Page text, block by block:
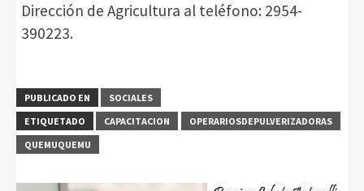
Dirección de Agricultura al teléfono: 2954-
390223.
PUBLICADO EN
SOCIALES
ETIQUETADO
CAPACITACION
OPERARIOSDEPULVERIZADORAS
QUEMUQUEMU